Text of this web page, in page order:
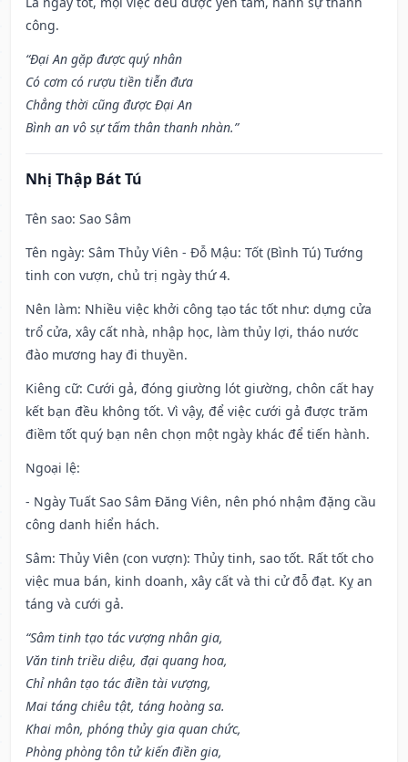
công.
“Đại An gặp được quý nhân
Có cơm có rượu tiền tiễn đưa
Chẳng thời cũng được Đại An
Bình an vô sự tấm thân thanh nhàn.”
Nhị Thập Bát Tú
Tên sao: Sao Sâm
Tên ngày: Sâm Thủy Viên - Đỗ Mậu: Tốt (Bình Tú) Tướng
tinh con vượn, chủ trị ngày thứ 4.
Nên làm: Nhiều việc khởi công tạo tác tốt như: dựng cửa
trổ cửa, xây cất nhà, nhập học, làm thủy lợi, tháo nước
đào mương hay đi thuyền.
Kiêng cữ: Cưới gả, đóng giường lót giường, chôn cất hay
kết bạn đều không tốt. Vì vậy, để việc cưới gả được trăm
điềm tốt quý bạn nên chọn một ngày khác để tiến hành.
Ngoại lệ:
- Ngày Tuất Sao Sâm Đăng Viên, nên phó nhậm đặng cầu
công danh hiển hách.
Sâm: Thủy Viên (con vượn): Thủy tinh, sao tốt. Rất tốt cho
việc mua bán, kinh doanh, xây cất và thi cử đỗ đạt. Kỵ an
táng và cưới gả.
“Sâm tinh tạo tác vượng nhân gia,
Văn tinh triều diệu, đại quang hoa,
Chỉ nhân tạo tác điền tài vượng,
Mai táng chiêu tật, táng hoàng sa.
Khai môn, phóng thủy gia quan chức,
Phòng phòng tôn tử kiến điền gia,